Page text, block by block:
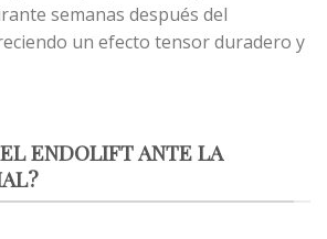
semanas después del
un efecto tensor duradero y
ENDOLIFT ANTE LA